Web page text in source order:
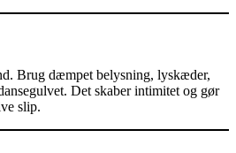
Brug dæmpet belysning, lyskæder,
Det skaber intimitet og gør
slip.